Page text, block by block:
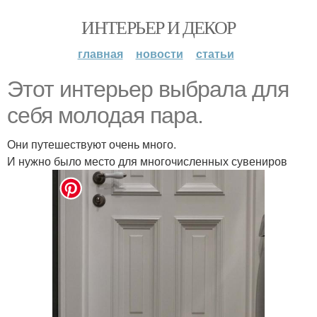
ИНТЕРЬЕР И ДЕКОР
главная новости статьи
Этот интерьер выбрала для
себя молодая пара.
Они путешествуют очень много.
И нужно было место для многочисленных сувениров